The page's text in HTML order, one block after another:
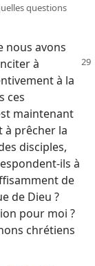
questions
nous avons
à
à la
ces
maintenant
à prêcher la
disciples,
​ils à
de
de Dieu ?
pour moi ?
chrétiens